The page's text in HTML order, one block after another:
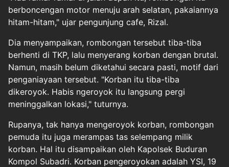
berboncengan motor menuju arah selatan, pakaiannya
hitam-hitam," ujar pengunjung cafe, Rizal.
Dia menyampaikan, rombongan tersebut tiba-tiba
berhenti di TKP, lalu menyerang korban dengan brutal.
Namun, masih belum diketahui secara pasti, motif dari
penganiayaan tersebut. "Korban itu tiba-tiba
dikeroyok. Habis ngeroyok itu langsung pergi
meninggalkan lokasi," tuturnya.
Rupanya, tak hanya mengeroyok korban, rombongan
pemuda itu juga merampas tas selempang milik
korban. Hal itu disampaikan oleh Kapolsek Buduran
Kompol Subadri. Korban pengeroyokan adalah YSI, 19